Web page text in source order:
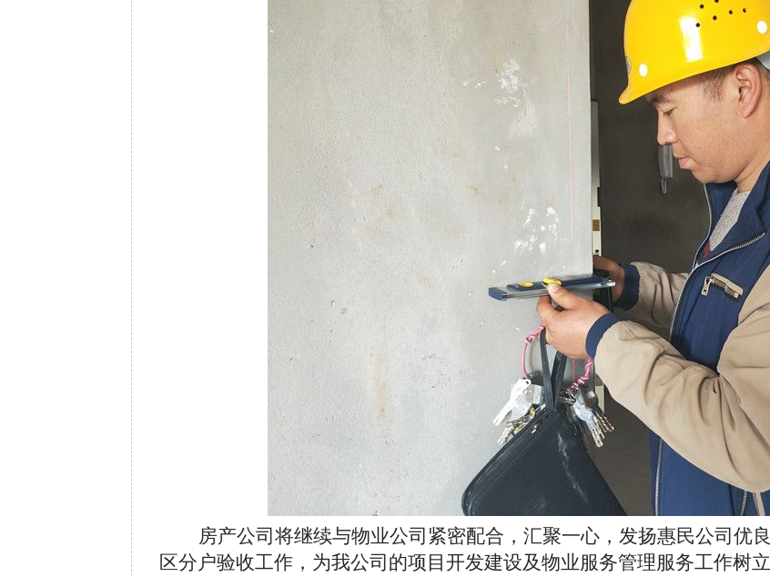
房产公司将继续与物业公司紧密配合，汇聚一心，发扬惠民公司优
区分户验收工作，为我公司的项目开发建设及物业服务管理服务工作树立